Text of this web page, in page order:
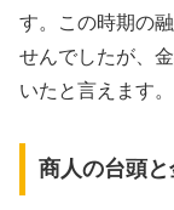
す。この時期の
せんでしたが、
いたと言えます。
商人の台頭